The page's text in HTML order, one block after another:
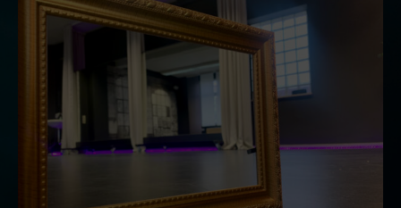
Location
Kosten
News